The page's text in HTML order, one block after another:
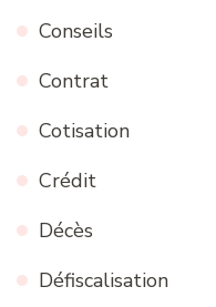
Conseils
Contrat
Cotisation
Crédit
Décès
Défiscalisation